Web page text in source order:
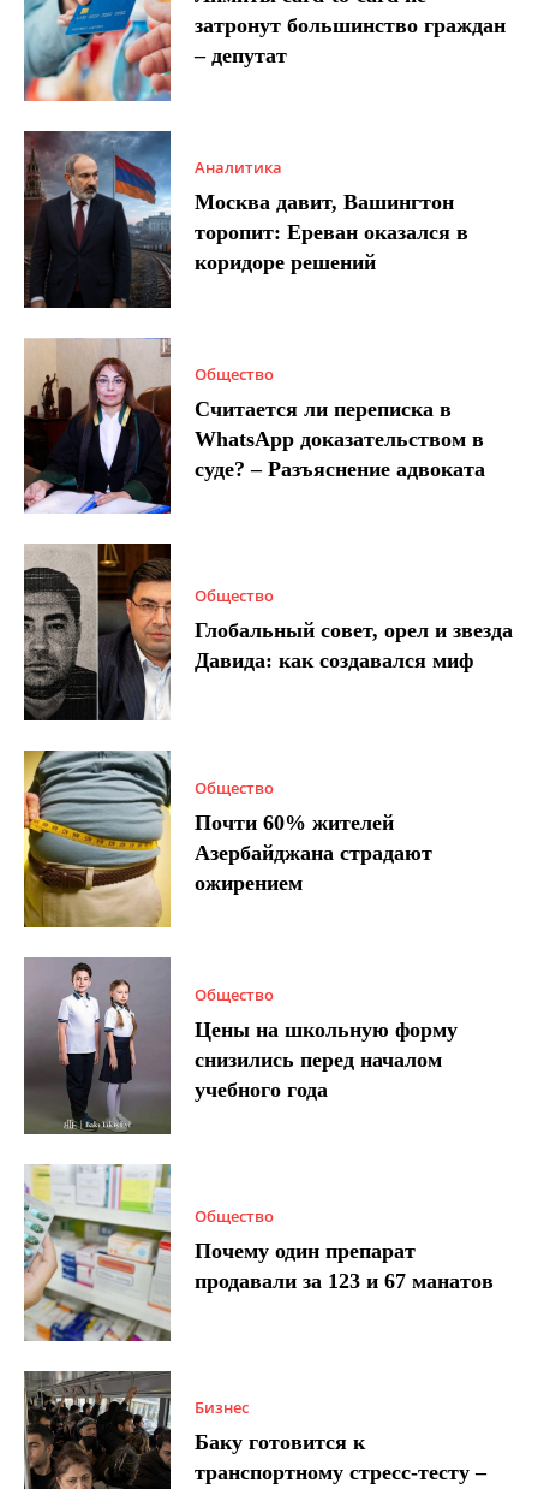
затронут большинство граждан
– депутат
Аналитика
Москва давит, Вашингтон
торопит: Ереван оказался в
коридоре решений
Общество
Считается ли переписка в
WhatsApp доказательством в
суде? – Разъяснение адвоката
Общество
Глобальный совет, орел и звезда
Давида: как создавался миф
Общество
Почти 60% жителей
Азербайджана страдают
ожирением
Общество
Цены на школьную форму
снизились перед началом
учебного года
Общество
Почему один препарат
продавали за 123 и 67 манатов
Бизнес
Баку готовится к
транспортному стресс-тесту –